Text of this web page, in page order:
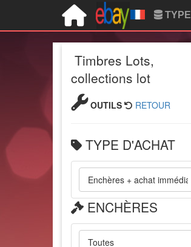
TYPE
Timbres Lots,
collections lot
OUTILS RETOUR
TYPE D'ACHAT
ENCHÈRES